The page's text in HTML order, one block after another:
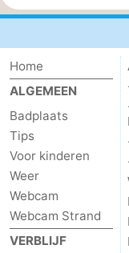
de
Westkapelle
-
Natuur
Walcherse
bos
-
Dishoek
Vlissingen
-
Middelburg
Zeeuws-
Vlaanderen
-
Home
ALGEMEEN
Badplaats
Tips
Voor kinderen
Weer
Webcam
Webcam Strand
VERBLIJF